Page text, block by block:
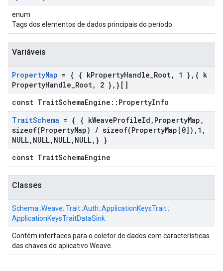
enum
Tags dos elementos de dados principais do período.
Variáveis
PropertyMap = { { kPropertyHandle Root, 1 } , { k
PropertyHandle Root, 2 } , }[]
const TraitSchemaEngine::PropertyInfo
TraitSchema = { { kWeaveProfileId , PropertyMap ,
sizeof(PropertyMap) / sizeof(PropertyMap[0]) , 1 ,
NULL, NULL, NULL, NULL, } }
const TraitSchemaEngine
Classes
Schema::Weave::Trait::Auth::ApplicationKeysTrait::
ApplicationKeysTraitDataSink
Contém interfaces para o coletor de dados com características
das chaves do aplicativo Weave.